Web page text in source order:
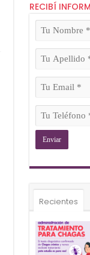
RECIBÍ
Tu
(Obligatorio)
Tu
Apellido
(Obligatorio)
Tu
(Obligatorio)
Tu
(Obligatorio)
Recientes